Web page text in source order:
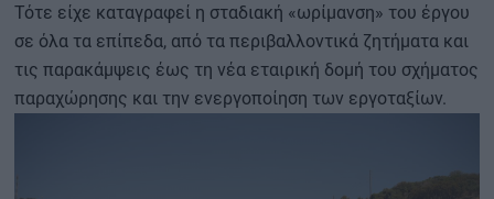
Τότε είχε καταγραφεί η σταδιακή «ωρίμανση» του έργου
σε όλα τα επίπεδα, από τα περιβαλλοντικά ζητήματα και
τις παρακάμψεις έως τη νέα εταιρική δομή του σχήματος
παραχώρησης και την ενεργοποίηση των εργοταξίων.